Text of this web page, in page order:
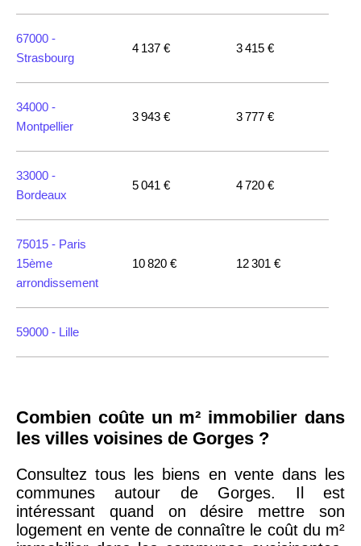
67000 -
Strasbourg
4 137 € 3 415 €
34000 -
Montpellier
3 943 € 3 777 €
33000 -
Bordeaux
5 041 € 4 720 €
75015 - Paris
15ème
arrondissement
10 820 € 12 301 €
59000 - Lille
75018 -Paris
arrondissement
75020 -Paris
20ème
9 623 € 11 141 €
Combien coûte un m² immobilier dans
les villes voisines de Gorges ?
Consultez tous les biens en vente dans les
communes autour de Gorges. Il est
intéressant quand on désire mettre son
logement en vente de connaître le coût du m²